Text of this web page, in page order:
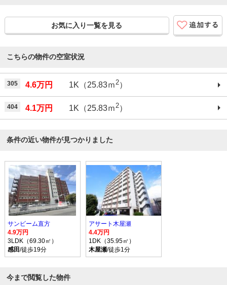
お気に入り一覧を見る
こちらの物件の空室状況
305 4.6万円 1K（25.83ｍ2）
404 4.1万円 1K（25.83ｍ 2）
条件の近い物件が見つかりました
サンビーム直方
4.9万円
3LDK（69.30㎡）
感田/徒歩19分
アサート木屋瀬
4.4万円
1DK（35.95㎡）
木屋瀬/徒歩1分
今まで閲覧した物件